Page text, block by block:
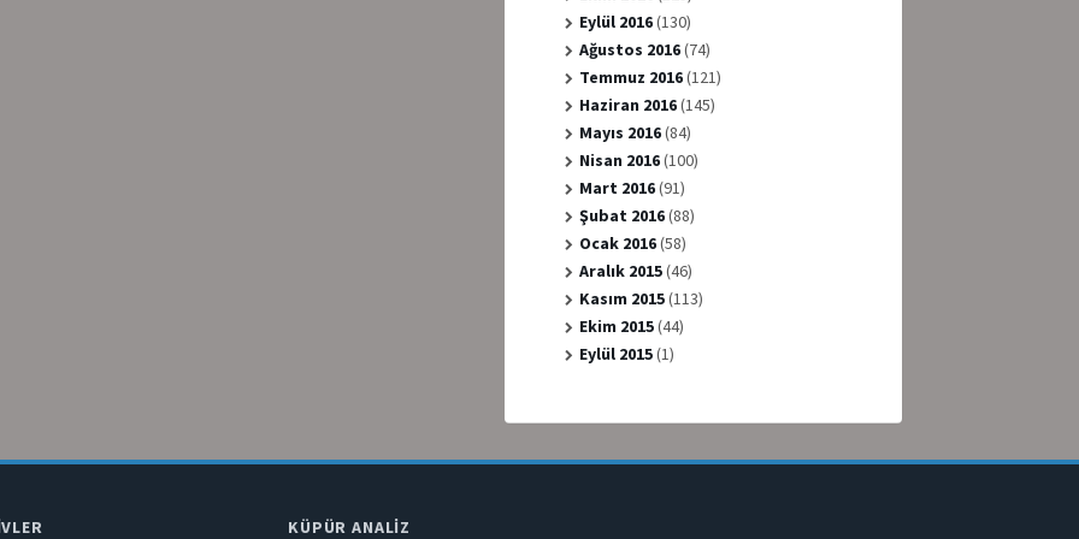
Eylül 2016(130)
Ağustos 2016(74)
Temmuz 2016(121)
Haziran 2016(145)
Mayıs 2016(84)
Nisan 2016(100)
Mart 2016(91)
Şubat 2016(88)
Ocak 2016(58)
Aralık 2015(46)
Kasım 2015(113)
Ekim 2015(44)
Eylül 2015(1)
KÜPÜR ANALIZ